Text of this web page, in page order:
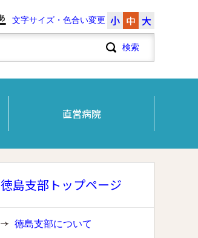
文字サイズ・色合い変更 小 中 大
直営病院
徳島支部トップページ
徳島支部について